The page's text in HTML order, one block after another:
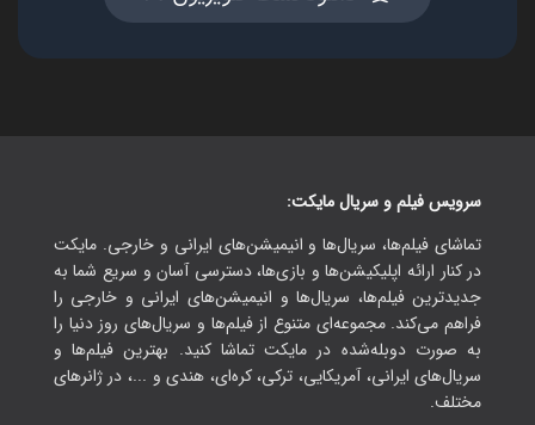
سرویس فیلم و سریال مایکت:
تماشای فیلم‌ها، سریال‌ها و انیمیشن‌های ایرانی و خارجی. مایکت
در کنار ارائه اپلیکیشن‌ها و بازی‌ها، دسترسی آسان و سریع شما به
جدیدترین فیلم‌ها، سریال‌ها و انیمیشن‌های ایرانی و خارجی را
فراهم می‌کند. مجموعه‌ای متنوع از فیلم‌ها و سریال‌های روز دنیا را
به صورت دوبله‌شده در مایکت تماشا کنید. بهترین فیلم‌ها و
سریال‌های ایرانی، آمریکایی، ترکی، کره‌ای، هندی و ...، در ژانرهای
مختلف.